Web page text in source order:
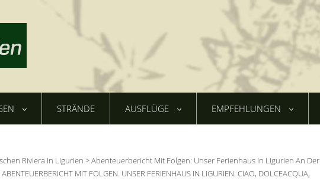
STRÄNDE AUSFLÜGE EMPFEHLUNGEN
Riviera In Ligurien >Abenteuerbericht Mit Folgen: Unser Ferienhaus In Ligurien An Der
ABENTEUERBERICHT MIT FOLGEN. UNSER FERIENHAUS IN LIGURIEN. CIAO, DOLCEACQUA,